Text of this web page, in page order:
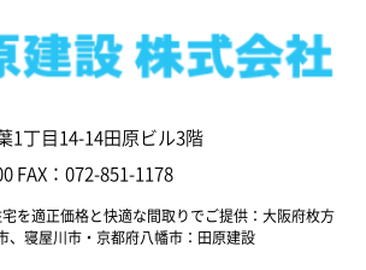
1丁目14-14田原ビル3階
FAX：072-851-1178
を適正価格と快適な間取りでご提供：大阪府枚方
、寝屋川市・京都府八幡市：田原建設